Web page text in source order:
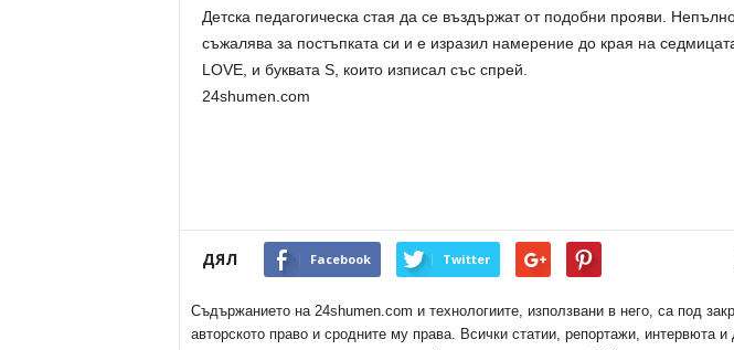
Детска педaгогическа стая да се въздържат от подобни прояви.
съжалява за постъпката си и е изразил намерение до края на
LOVE, и буквата S, които изписал със спрей.
24shumen.com
ДЯЛ Facebook Twitter
Съдържанието на 24shumen.com и технологиите, използвани в него, са под
авторското право и сродните му права. Всички статии, репортажи, интервюта и